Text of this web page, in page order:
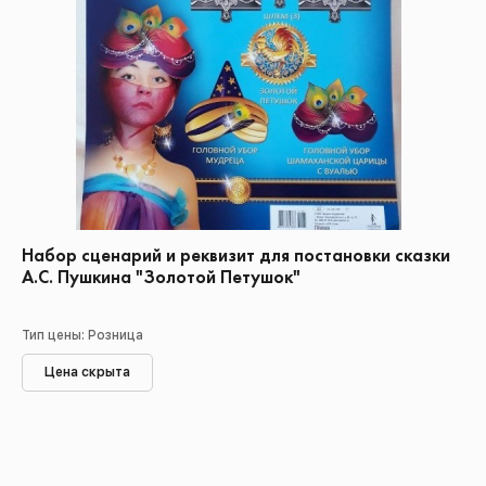
Набор сценарий и реквизит для постановки сказки
А.С. Пушкина "Золотой Петушок"
Тип цены: Розница
Цена скрыта